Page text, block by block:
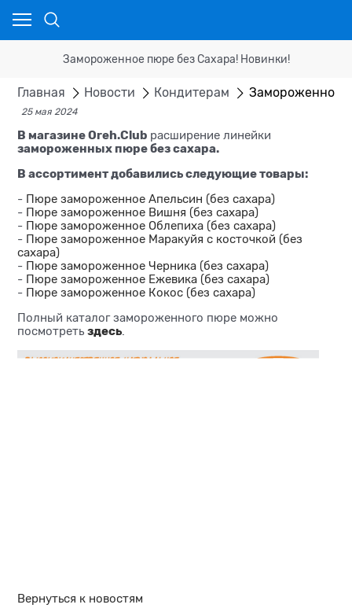
Замороженное пюре без Сахара! Новинки!
Главная Новости Кондитерам Замороженное
25 мая 2024
В магазине Oreh.Club расширение линейки
замороженных пюре без сахара.
В ассортимент добавились следующие товары:
- Пюре замороженное Апельсин (без сахара)
- Пюре замороженное Вишня (без сахара)
- Пюре замороженное Облепиха (без сахара)
- Пюре замороженное Маракуйя с косточкой (без
сахара)
- Пюре замороженное Черника (без сахара)
- Пюре замороженное Ежевика (без сахара)
- Пюре замороженное Кокос (без сахара)
Полный каталог замороженного пюре можно
посмотреть здесь.
Вернуться к новостям